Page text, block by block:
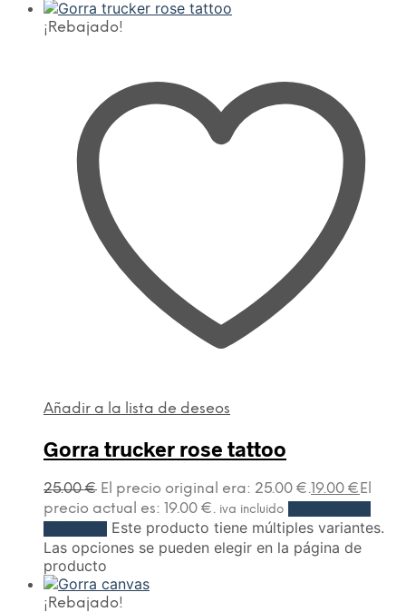
¡Rebajado!
Añadir a la lista de deseos
Gorra trucker rose tattoo
25.00€ El precio original era: 25.00 €.19.00 € El
precio actual es: 19.00 €. iva incluido
Este producto tiene múltiples variantes.
Las opciones se pueden elegir en la página de
producto
¡Rebajado!